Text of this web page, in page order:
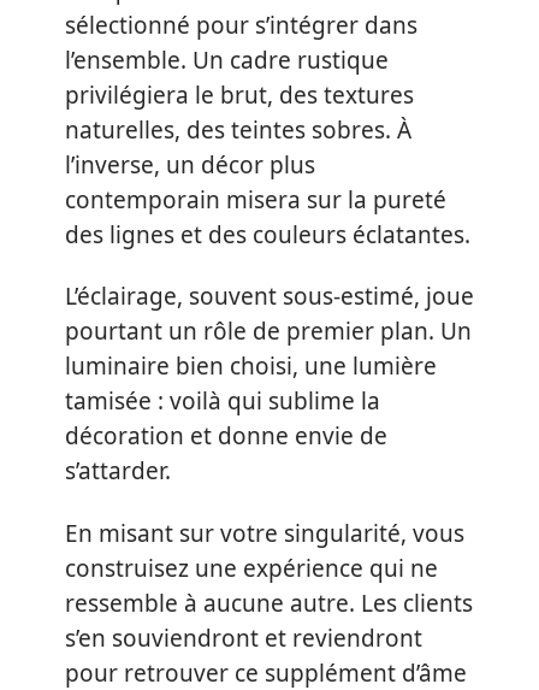
sélectionné pour s’intégrer dans
l’ensemble. Un cadre rustique
privilégiera le brut, des textures
naturelles, des teintes sobres. À
l’inverse, un décor plus
contemporain misera sur la pureté
des lignes et des couleurs éclatantes.
L’éclairage, souvent sous-estimé, joue
pourtant un rôle de premier plan. Un
luminaire bien choisi, une lumière
tamisée : voilà qui sublime la
décoration et donne envie de
s’attarder.
En misant sur votre singularité, vous
construisez une expérience qui ne
ressemble à aucune autre. Les clients
s’en souviendront et reviendront
pour retrouver ce supplément d’âme